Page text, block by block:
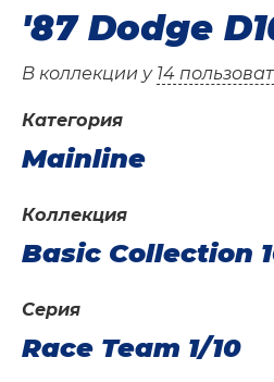
'87 Dodge
В коллекции у 14
Категория
Mainline
Коллекция
Basic Collection
Серия
Race Team 1/10